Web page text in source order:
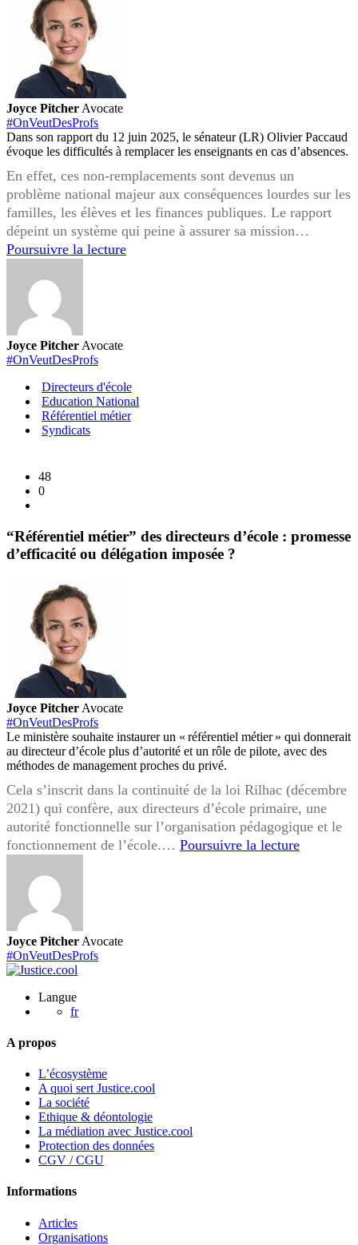
Joyce Pitcher Avocate
#OnVeutDesProfs
Dans son rapport du 12 juin 2025, le sénateur (LR) Olivier Paccaud
évoque les difficultés à remplacer les enseignants en cas d’absences.
En effet, ces non-remplacements sont devenus un
problème national majeur aux conséquences lourdes sur les
familles, les élèves et les finances publiques. Le rapport
dépeint un système qui peine à assurer sa mission…
Poursuivre la lectureRemplacement
l’ampleur
du
Joyce Pitcher Avocate
#OnVeutDesProfs
Directeurs d'école
Education National
Référentiel métier
Syndicats
48
0
“Référentiel métier” des directeurs d’école : promesse
d’efficacité ou délégation imposée ?
Joyce Pitcher Avocate
#OnVeutDesProfs
Le ministère souhaite instaurer un « référentiel métier » qui donnerait
au directeur d’école plus d’autorité et un rôle de pilote, avec des
méthodes de management proches du privé.
Cela s’inscrit dans la continuité de la loi Rilhac (décembre
2021) qui confère, aux directeurs d’école primaire, une
autorité fonctionnelle sur l’organisation pédagogique et le
fonctionnement de l’école.… Poursuivre la lecture
Joyce Pitcher Avocate
#OnVeutDesProfs
Langue
fr
A propos
L’écosystème
A quoi sert Justice.cool
La société
Ethique & déontologie
La médiation avec Justice.cool
Protection des données
CGV / CGU
Informations
Articles
Organisations